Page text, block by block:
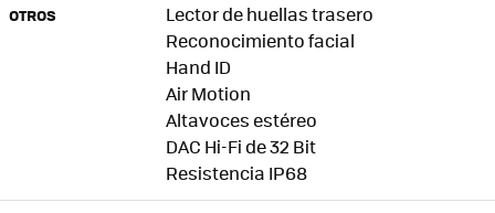
OTROS
Lector de huellas trasero
Reconocimiento facial
Hand ID
Air Motion
Altavoces estéreo
DAC Hi-Fi de 32 Bit
Resistencia IP68